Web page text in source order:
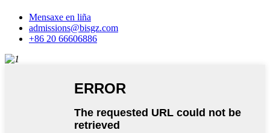
Mensaxe en liña
admissions@bisgz.com
+86 20 66606886